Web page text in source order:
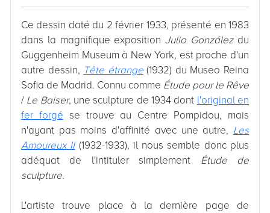
Ce dessin daté du 2 février 1933, présenté en 1983
dans la magnifique expositionJulio González du
Guggenheim Museum à New York, est proche d'un
autre dessin, Tête étrange (1932) du Museo Reina
Sofia de Madrid. Connu comme Étude pour le Rêve
/ Le Baiser, une sculpture de 1934 dont l'original en
fer forgé se trouve au Centre Pompidou, mais
n'ayant pas moins d'affinité avec une autre, Les
Amoureux II(1932-1933), il nous semble donc plus
adéquat de l'intituler simplement Étude de
sculpture.
L'artiste trouve place à la dernière page de